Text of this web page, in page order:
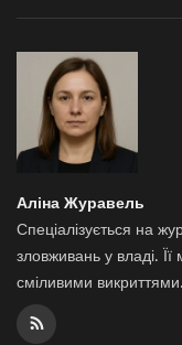
Аліна Журавель
Спеціалізується на
зловживань у владі.
сміливими викриттями.